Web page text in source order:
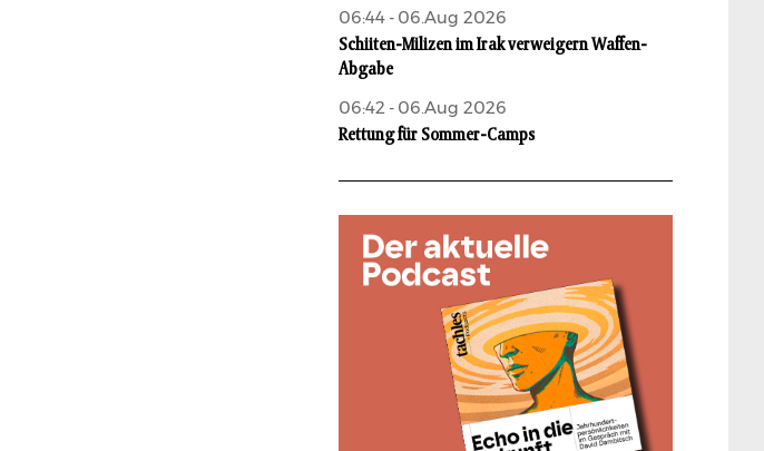
06:44 - 06.Aug 2026
Schiiten-Milizen im Irak verweigern Waffen-
Abgabe
06:42 - 06.Aug 2026
Rettung für Sommer-Camps